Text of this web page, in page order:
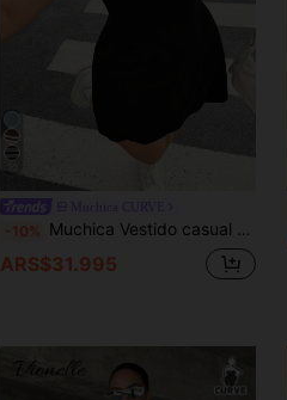
-10% Muchica Vestido casual de verano de diseño minimalista, de manga corta, ajustado y de talla grande en color negro
ARS$31.995